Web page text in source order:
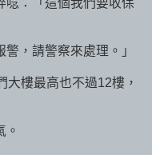
唸：「這個我們要收保
，請警察來處理。」
大樓最高也不過12樓，
。